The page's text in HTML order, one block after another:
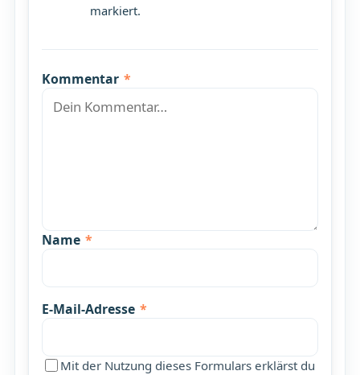
markiert.
Kommentar *
Name *
E-Mail-Adresse *
Mit der Nutzung dieses Formulars erklärst du